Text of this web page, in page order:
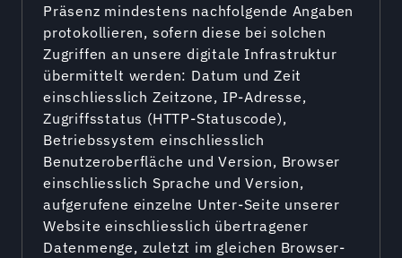
Präsenz mindestens nachfolgende Angaben
protokollieren, sofern diese bei solchen
Zugriffen an unsere digitale Infrastruktur
übermittelt werden: Datum und Zeit
einschliesslich Zeitzone, IP-Adresse,
Zugriffsstatus (HTTP-Statuscode),
Betriebssystem einschliesslich
Benutzeroberfläche und Version, Browser
einschliesslich Sprache und Version,
aufgerufene einzelne Unter-Seite unserer
Website einschliesslich übertragener
Datenmenge, zuletzt im gleichen Browser-